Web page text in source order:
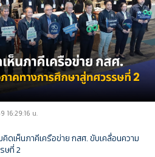
16:29:16 น.
ดเห็นภาคีเครือข่าย กสศ. ขับเคลื่อนความ
ษที่ 2